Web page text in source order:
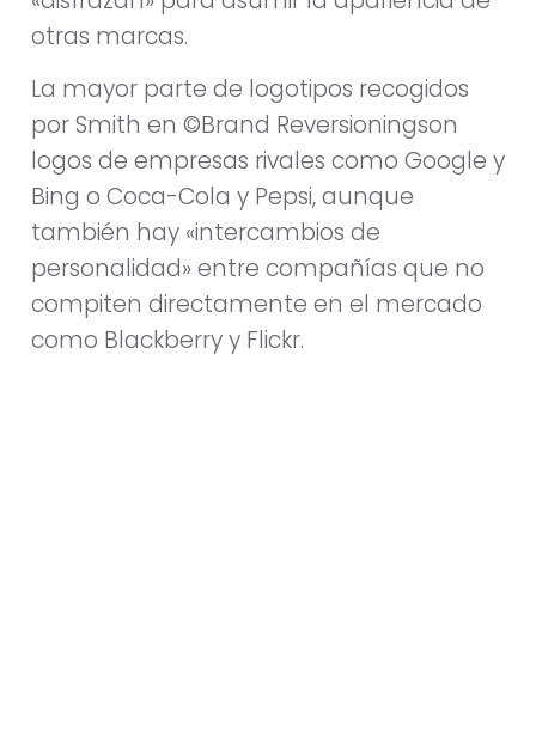
otras marcas.
La mayor parte de logotipos recogidos
por Smith en ©Brand Reversioningson
logos de empresas rivales como Google y
Bing o Coca-Cola y Pepsi, aunque
también hay «intercambios de
personalidad» entre compañías que no
compiten directamente en el mercado
como Blackberry y Flickr.